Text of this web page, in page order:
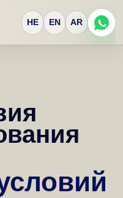
HE EN AR